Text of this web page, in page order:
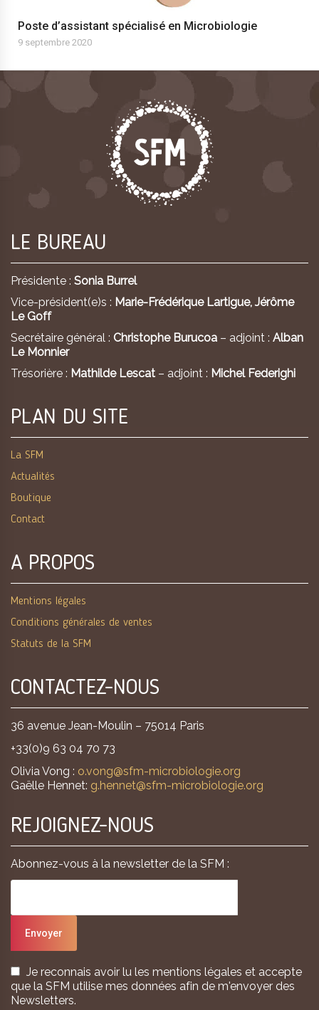
Poste d’assistant spécialisé en Microbiologie
9 septembre 2020
LE BUREAU
Présidente : Sonia Burrel
Vice-président(e)s : Marie-Frédérique Lartigue, Jérôme
Le Goff
Secrétaire général : Christophe Burucoa – adjoint : Alban
Le Monnier
Trésorière : Mathilde Lescat – adjoint : Michel Federighi
PLAN DU SITE
La SFM
Actualités
Boutique
Contact
A PROPOS
Mentions légales
Conditions générales de ventes
Statuts de la SFM
CONTACTEZ-NOUS
36 avenue Jean-Moulin – 75014 Paris
+33(0)9 63 04 70 73
Olivia Vong : o.vong@sfm-microbiologie.org
Gaëlle Hennet: g.hennet@sfm-microbiologie.org
REJOIGNEZ-NOUS
Abonnez-vous à la newsletter de la SFM :
Je reconnais avoir lu les mentions légales et accepte
que la SFM utilise mes données afin de m'envoyer des
Newsletters.